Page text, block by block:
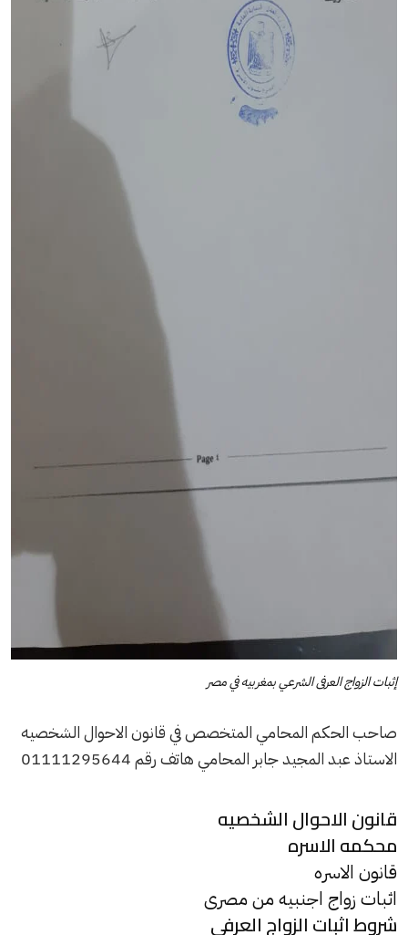
إثبات الزواج العرفى الشرعي بمغربيه في مصر
صاحب الحكم المحامي المتخصص في قانون الاحوال الشخصيه
الاستاذ عبد المجيد جابر المحامي هاتف رقم 01111295644
قانون الاحوال الشخصيه
محكمه الاسره
قانون الاسره
اثبات زواج اجنبيه من مصرى
شروط اثبات الزواج العرفى